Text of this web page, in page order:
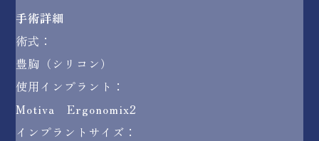
手術詳細
術式：
豊胸（シリコン）
使用インプラント：
Motiva Ergonomix2
インプラントサイズ：